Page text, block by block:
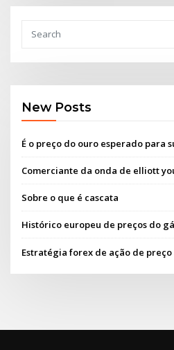
New Posts
É o preço do ouro esperado para
Comerciante da onda de elliott
Sobre o que é cascata
Histórico europeu de preços do
Estratégia forex de ação de preço